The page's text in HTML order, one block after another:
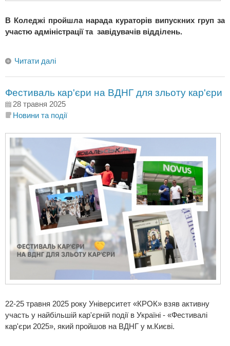
В Коледжі пройшла нарада кураторів випускних груп за
участю адміністрації та завідувачів відділень.
Читати далі
Фестиваль кар'єри на ВДНГ для зльоту кар'єри
28 травня 2025
Новини та події
22-25 травня 2025 року Університет «КРОК» взяв активну
участь у найбільшій кар'єрній події в Україні - «Фестивалі
кар'єри 2025», який пройшов на ВДНГ у м.Києві.